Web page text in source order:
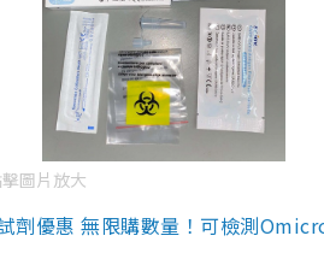
圖片放大
劑優惠 無限購數量！可檢測